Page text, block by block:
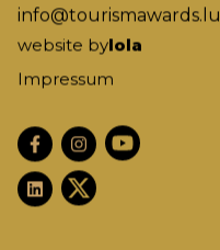
info@tourismawards.lu
website bylola
Impressum